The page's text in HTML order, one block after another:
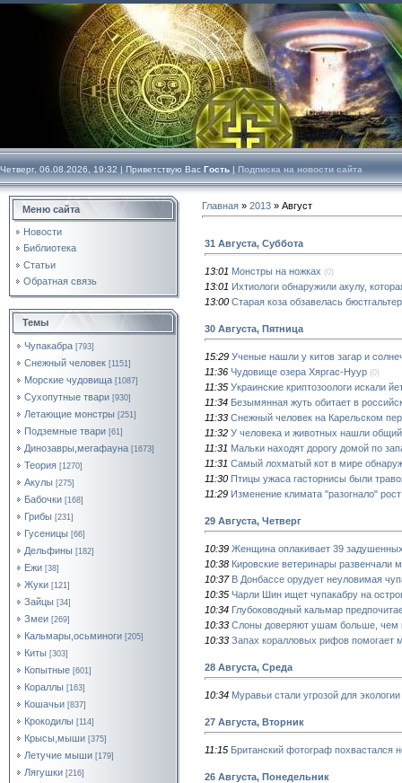
Четверг, 06.08.2026, 19:32 | Приветствую Вас Гость | Подписка на новости сайта
Меню сайта
Новости
Библиотека
Статьи
Обратная связь
Темы
Чупакабра [793]
Снежный человек [1151]
Морские чудовища [1087]
Сухопутные твари [930]
Летающие монстры [251]
Подземные твари [61]
Динозавры,мегафауна [1673]
Теория [1270]
Акулы [275]
Бабочки [168]
Грибы [231]
Гусеницы [66]
Дельфины [182]
Ежи [38]
Жуки [121]
Зайцы [34]
Змеи [269]
Кальмары,осьминоги [205]
Киты [303]
Копытные [601]
Кораллы [163]
Кошачьи [837]
Крокодилы [114]
Крысы,мыши [375]
Летучие мыши [179]
Лягушки [216]
Главная » 2013 » Август
31 Августа, Суббота
13:01 Монстры на ножках (0)
13:01 Ихтиологи обнаружили акулу,
13:00 Старая коза обзавелась
30 Августа, Пятница
15:29 Ученые нашли у китов загар и
11:36 Чудовище озера Хяргас-Нуур (0)
11:35 Украинские криптозоологи искали
11:34 Безымянная жуть обитает в
11:33 Снежный человек на Карельском
11:32 У человека и животных нашли
11:31 Мальки находят дорогу домой по
11:31 Самый лохматый кот в мире
11:30 Птицы ужаса гасторнисы были
11:29 Изменение климата "разогнало"
29 Августа, Четверг
10:39 Женщина оплакивает 39
10:38 Кировские ветеринары развенчали
10:37 В Донбассе орудует неуловимая
10:35 Чарли Шин ищет чупакабру на
10:34 Глубоководный кальмар
10:33 Слоны доверяют ушам больше, чем
10:33 Запах коралловых рифов помогает
28 Августа, Среда
10:34 Муравьи стали угрозой для экологии
27 Августа, Вторник
11:15 Британский фотограф похвастался
26 Августа, Понедельник